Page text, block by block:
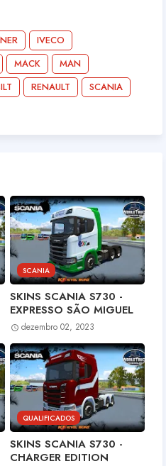
IVECO
MACK
MAN
RENAULT
SCANIA
SCANIA
SKINS SCANIA S730 -
EXPRESSO SÃO MIGUEL
dezembro 02, 2023
QUALIFICADOS
SKINS SCANIA S730 -
CHARGER EDITION